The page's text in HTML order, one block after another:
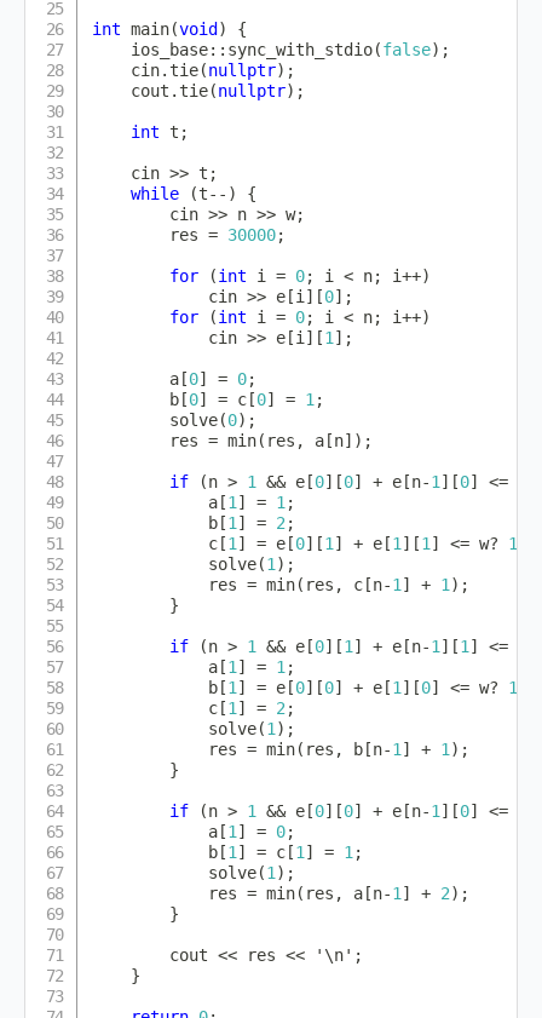
int main(void )
{
    ios_base
:: sync_with_stdio(false) ;
    cin
. tie(nullptr) ;
    cout
. tie(nullptr) ;
int t ;
    cin
>> t ;
while
(t-- )
{
        cin
>> n >> w;
        res
= 30000;
for (int i = 0; i < n; i++)
            cin
>> e[i] [0] ;
for
(int i = 0; i < n; i++)
            cin
>> e[i] [1] ;
        a
[0] = 0;
        b
[0] = c[0] = 1;
solve(0) ;
        res
= min( res , a[n] ) ;
if (n > 1 && e[0] [0] + e[n-1] [0] <= w
            a
[1] = 1;
            b
[1] = 2;
            c
[1] = e[0] [1] + e[1] [1] <= w? 1
solve(1) ;
            res
= min( res , c[n-1] + 1) ;
}
if (n > 1 && e[0] [1] + e[n-1] [1] <= w
            a
[1] = 1;
            b
[1] = e[0] [0] + e[1] [0] <= w? 1
            c
[1] = 2;
solve(1) ;
            res
= min( res , b[n-1] + 1) ;
}
if (n > 1 && e[0] [0] + e[n-1] [0] <= w
            a
[1] = 0;
            b
[1] = c[1] = 1;
solve(1) ;
            res
= min( res , a[n-1] + 2) ;
}
        cout
<< res << '\n' ;
}